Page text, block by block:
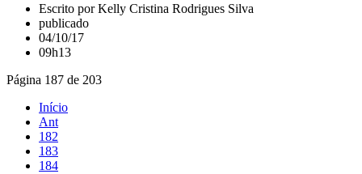
Escrito por Kelly Cristina Rodrigues Silva
publicado
04/10/17
09h13
Página 187 de 203
Início
Ant
182
183
184